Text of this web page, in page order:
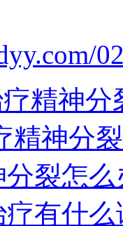
精神分
精神分
裂怎
有什么